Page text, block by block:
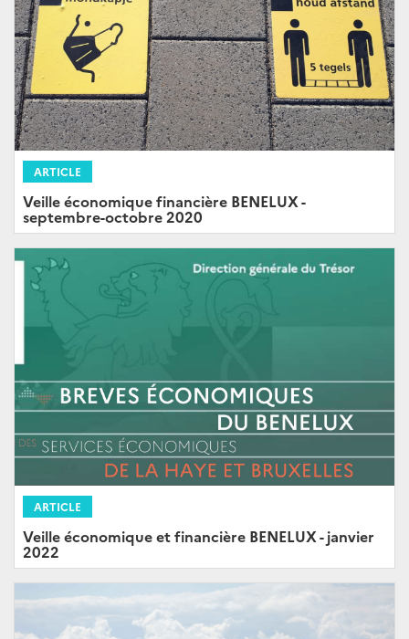
ARTICLE
Veille économique financière BENELUX -
septembre-octobre 2020
ARTICLE
Veille économique et financière BENELUX - janvier
2022